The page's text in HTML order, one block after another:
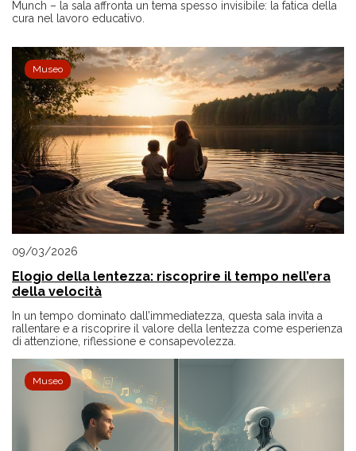
Munch – la sala affronta un tema spesso invisibile: la fatica della
cura nel lavoro educativo.
Museo
09/03/2026
Elogio della lentezza: riscoprire il tempo nell’era
della velocità
In un tempo dominato dall’immediatezza, questa sala invita a
rallentare e a riscoprire il valore della lentezza come esperienza
di attenzione, riflessione e consapevolezza.
Museo